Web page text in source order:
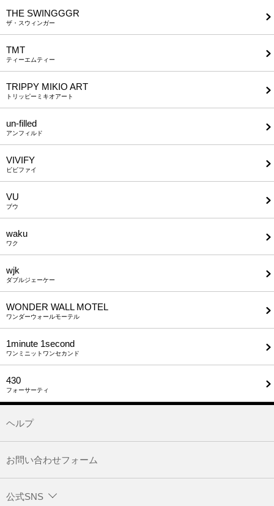
THE SWINGGGR
ザ・スウィンガー
TMT
ティーエムティー
TRIPPY MIKIO ART
トリッピーミキオアート
un-filled
アンフィルド
VIVIFY
ビビファイ
VU
ブウ
waku
ワク
wjk
ダブルジェーケー
WONDER WALL MOTEL
ワンダーウォールモーテル
1minute​ 1second
ワンミニットワンセカンド
430
フォーサーティ
ヘルプ
お問い合わせフォーム
公式SNS